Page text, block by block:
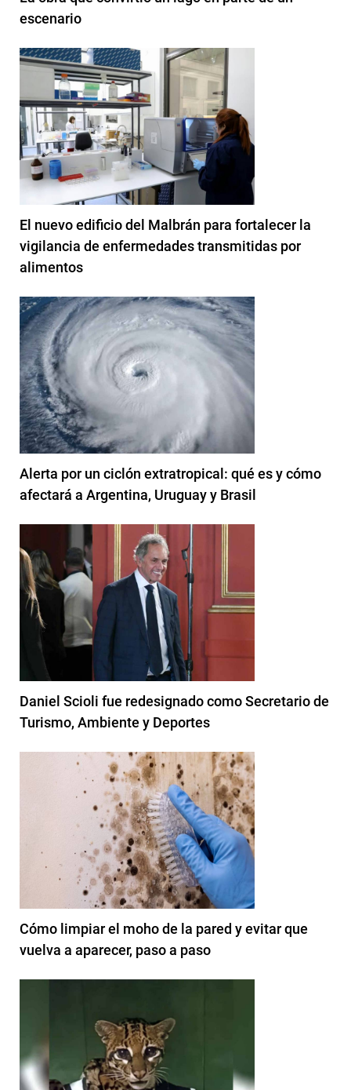
escenario
El nuevo edificio del Malbrán para fortalecer la
vigilancia de enfermedades transmitidas por
alimentos
Alerta por un ciclón extratropical: qué es y cómo
afectará a Argentina, Uruguay y Brasil
Daniel Scioli fue redesignado como Secretario de
Turismo, Ambiente y Deportes
Cómo limpiar el moho de la pared y evitar que
vuelva a aparecer, paso a paso